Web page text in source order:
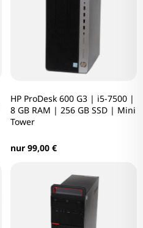
HP ProDesk 600 G3 | i5-7500 |
8 GB RAM | 256 GB SSD | Mini
Tower
nur 99,00 €